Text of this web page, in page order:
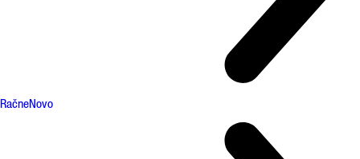
RačneNovo